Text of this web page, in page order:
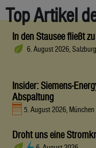
Top Artikel
In den Stausee fließt
6. August 2026, Salzburg
Insider: Siemens-
Abspaltung
5. August 2026, München
Droht uns eine